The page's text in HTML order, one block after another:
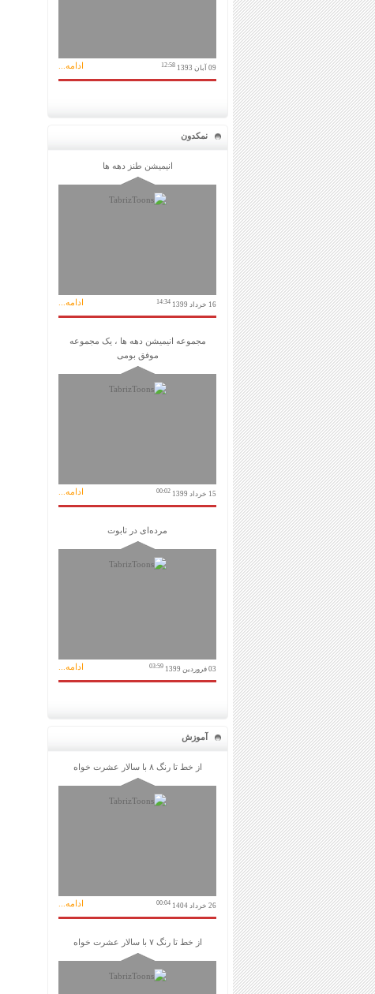
09 آبان 1393 12:58 ادامه...
نمکدون
انیمیشن طنز دهه ها
16 خرداد 1399 14:34 ادامه...
مجموعه انیمیشن دهه ها ، یک مجموعه
موفق بومی
15 خرداد 1399 00:02 ادامه...
مرده‌ای در تابوت
03 فروردین 1399 03:59 ادامه...
آموزش
از خط تا رنگ ۸ با سالار عشرت خواه
26 خرداد 1404 00:04 ادامه...
از خط تا رنگ ۷ با سالار عشرت خواه